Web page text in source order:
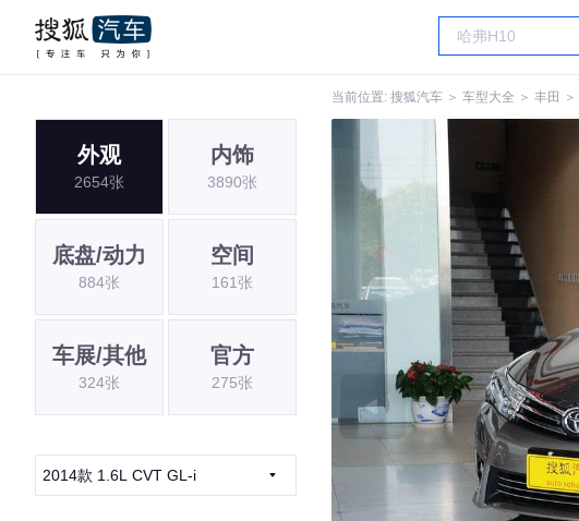
当前位置: 搜狐汽车 ＞ 车型大全 ＞ 丰田 ＞
外观
2654张
内饰
3890张
底盘/动力
884张
空间
161张
车展/其他
324张
官方
275张
2014款 1.6L CVT GL-i